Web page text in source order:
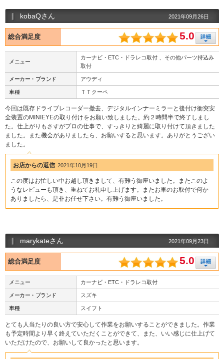
kobaQさん 2021年09月26日
総合満足度 5.0
メニュー
カーナビ・ETC・ドラレコ取付 、その他パーツ持込み
取付
メーカー・ブランド アウディ
車種 ＴＴクーペ
今回は既存ドライブレコーダー撤去、デジタルインナーミラーと後付け衝突安
全装置のMINIEYEの取り付けをお願い致しました。約２時間半で終了しまし
た。仕上がりもさすがプロの仕事で、すっきりと綺麗に取り付けて頂きました
ました。また機会がありましたら、お願いすると思います。ありがとうござい
ました。
お店からの返信 2021年10月19日
この度はお忙しい中お越し頂きまして、有難う御座いました。またこのよ
うなレビューも頂き、重ねてお礼申し上げます。またお車のお取付で何か
ありましたら、是非お任せ下さい。有難う御座いました。
marykateさん 2021年09月23日
総合満足度 5.0
メニュー カーナビ・ETC・ドラレコ取付
メーカー・ブランド スズキ
車種 スイフト
とても人当たりの良い方で安心して作業をお願いすることができました。作業
も予定時間より早く終えていただくことができて、また、いい感じに仕上げて
いただけたので、お願いして良かったと思います。